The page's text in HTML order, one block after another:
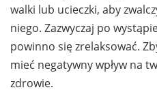
walki lub ucieczki, aby
niego. Zazwyczaj po
powinno się zrelaksować.
mieć negatywny wpływ na
zdrowie.